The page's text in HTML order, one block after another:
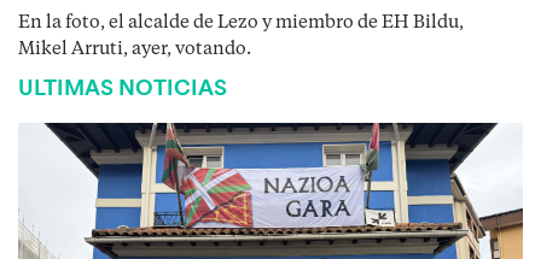
En la foto, el alcalde de Lezo y miembro de EH Bildu,
Mikel Arruti, ayer, votando.
ULTIMAS NOTICIAS